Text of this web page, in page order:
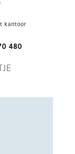
Ook
kantoor
480